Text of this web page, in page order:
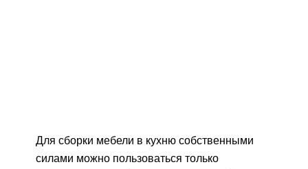
Для сборки мебели в кухню собственными
силами можно пользоваться только